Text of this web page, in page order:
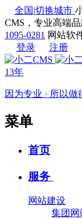
全国|切换城市
CMS，专业高端
1095-0281 网站软
登录
注册
13年
因为专业 · 所以做
菜单
首页
服务
网站建设
集团网